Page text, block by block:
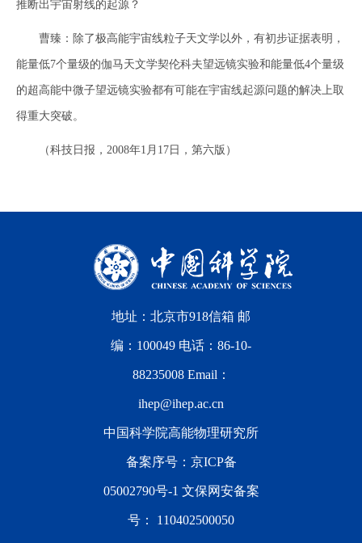
推断出宇宙射线的起源？
曹臻：除了极高能宇宙线粒子天文学以外，有初步证据表明，
能量低7个量级的伽马天文学契伦科夫望远镜实验和能量低4个量级
的超高能中微子望远镜实验都有可能在宇宙线起源问题的解决上取
得重大突破。
（科技日报，2008年1月17日，第六版）
地址：北京市918信箱 邮
编：100049 电话：86-10-
88235008 Email：
ihep@ihep.ac.cn
中国科学院高能物理研究所
备案序号： 京ICP备
05002790号-1 文保网安备案
号： 110402500050